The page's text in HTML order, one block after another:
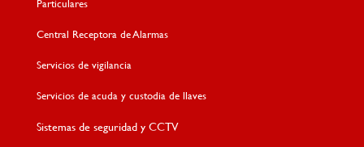
Central Receptora de Alarmas
Servicios de vigilancia
Servicios de acuda y custodia de llaves
Sistemas de seguridad y CCTV